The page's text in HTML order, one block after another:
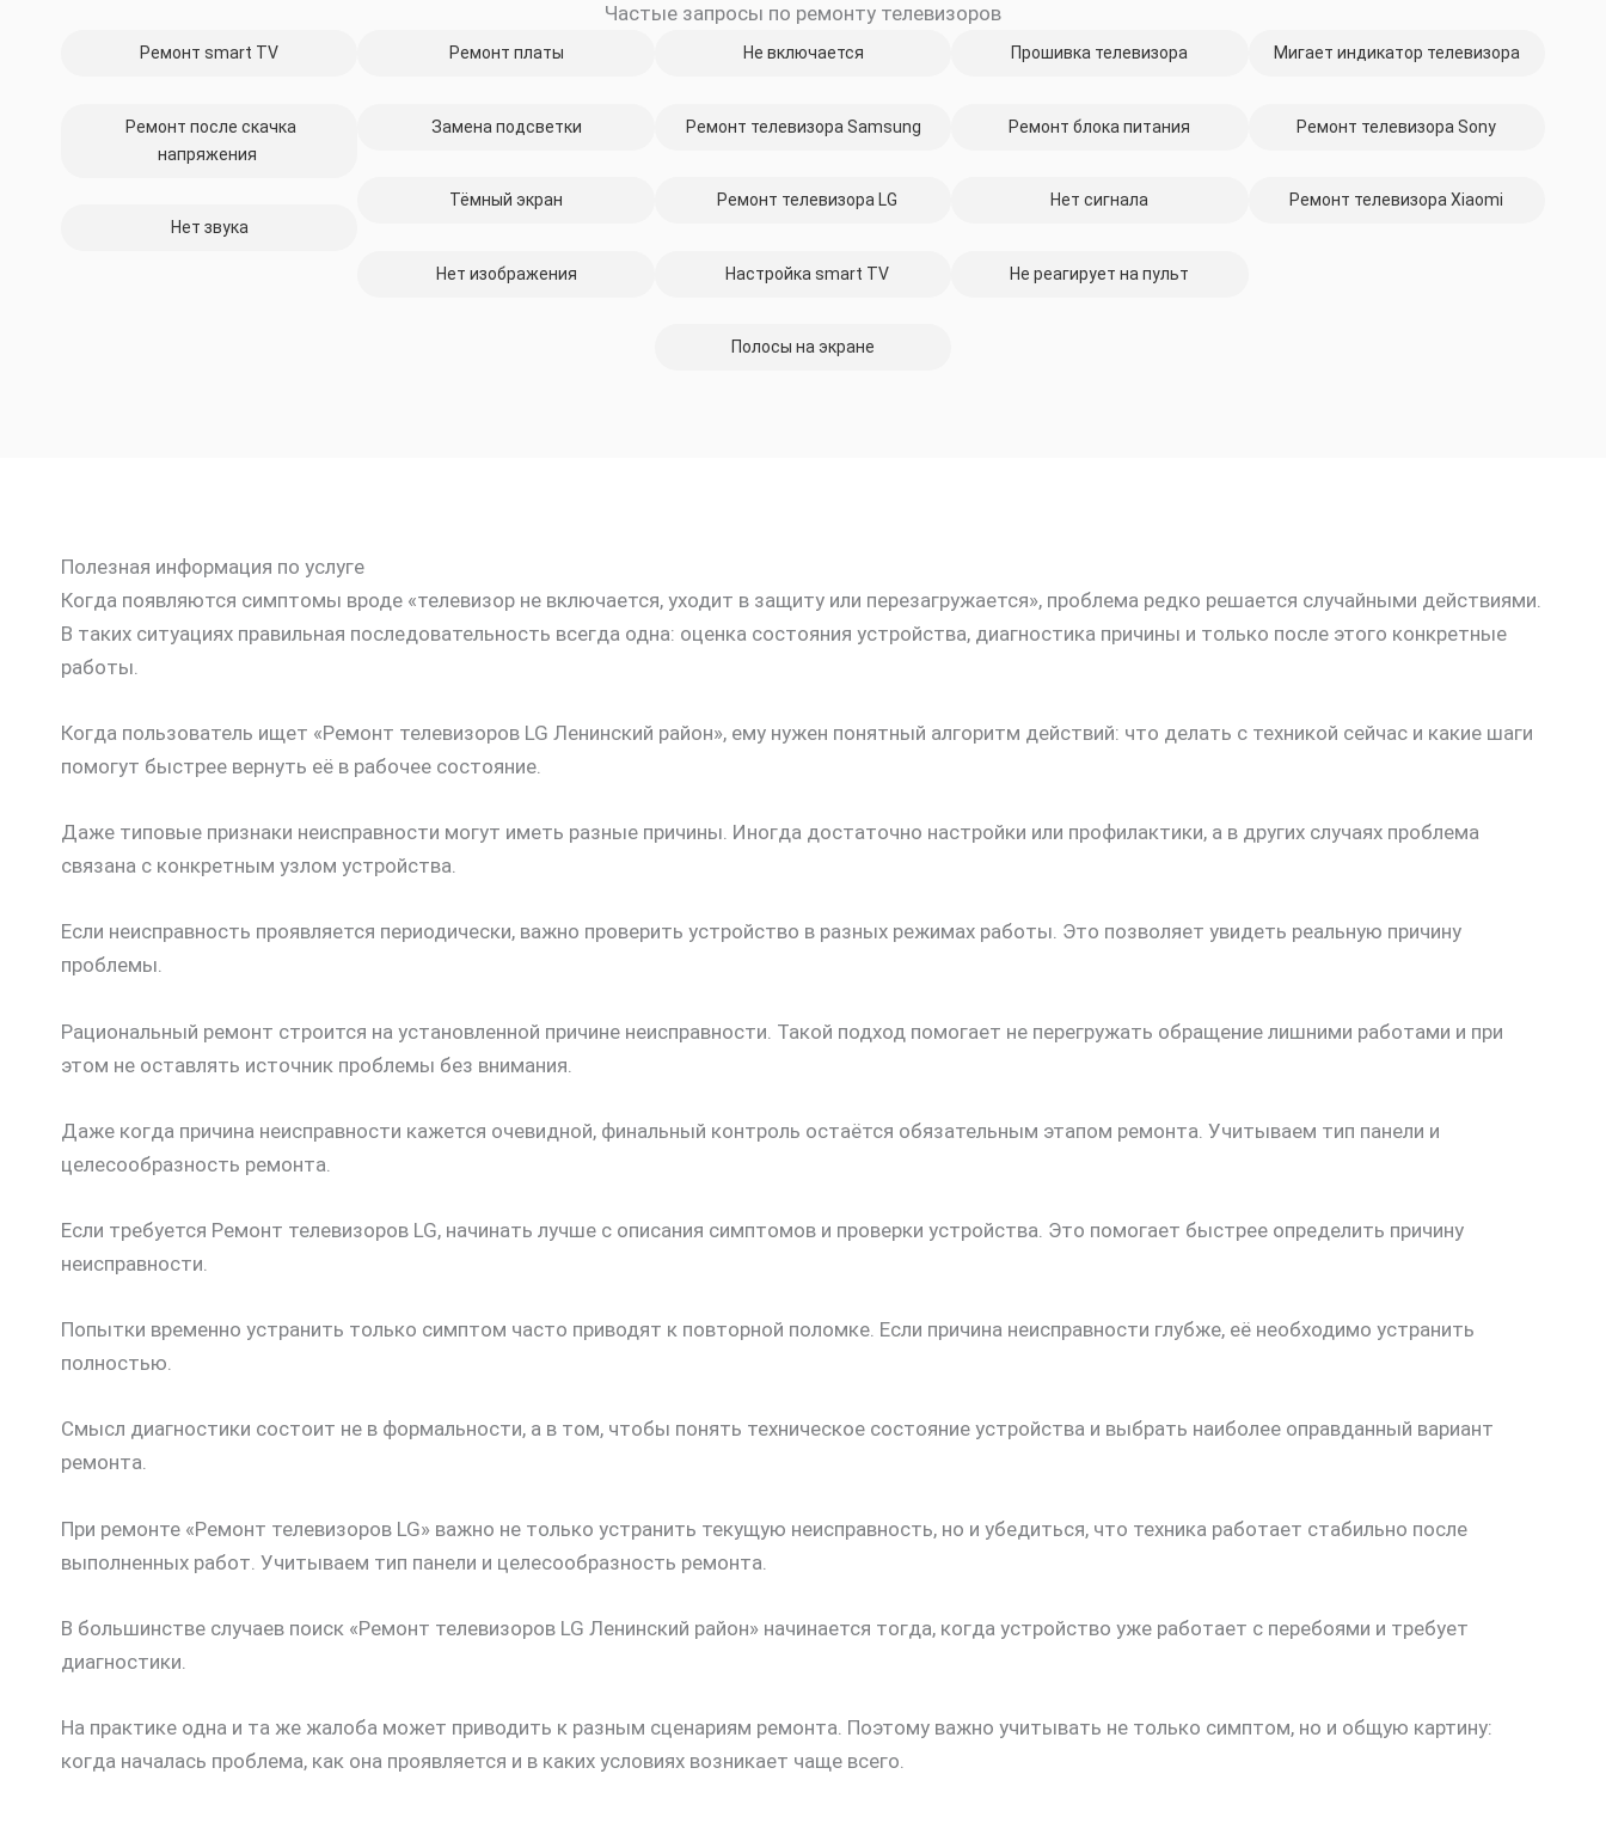
Частые запросы по ремонту телевизоров
Ремонт smart TV
Ремонт после скачка
напряжения
Нет звука
Ремонт платы
Замена подсветки
Тёмный экран
Нет изображения
Не включается
Ремонт телевизора Samsung
Ремонт телевизора LG
Настройка smart TV
Полосы на экране
Прошивка телевизора
Ремонт блока питания
Нет сигнала
Не реагирует на пульт
Мигает индикатор телевизора
Ремонт телевизора Sony
Ремонт телевизора Xiaomi
Полезная информация по услуге
Когда появляются симптомы вроде «телевизор не включается, уходит в защиту или перезагружается», проблема редко решается случайными действиями.
В таких ситуациях правильная последовательность всегда одна: оценка состояния устройства, диагностика причины и только после этого конкретные
работы.
Когда пользователь ищет «Ремонт телевизоров LG Ленинский район», ему нужен понятный алгоритм действий: что делать с техникой сейчас и какие шаги
помогут быстрее вернуть её в рабочее состояние.
Даже типовые признаки неисправности могут иметь разные причины. Иногда достаточно настройки или профилактики, а в других случаях проблема
связана с конкретным узлом устройства.
Если неисправность проявляется периодически, важно проверить устройство в разных режимах работы. Это позволяет увидеть реальную причину
проблемы.
Рациональный ремонт строится на установленной причине неисправности. Такой подход помогает не перегружать обращение лишними работами и при
этом не оставлять источник проблемы без внимания.
Даже когда причина неисправности кажется очевидной, финальный контроль остаётся обязательным этапом ремонта. Учитываем тип панели и
целесообразность ремонта.
Если требуется Ремонт телевизоров LG, начинать лучше с описания симптомов и проверки устройства. Это помогает быстрее определить причину
неисправности.
Попытки временно устранить только симптом часто приводят к повторной поломке. Если причина неисправности глубже, её необходимо устранить
полностью.
Смысл диагностики состоит не в формальности, а в том, чтобы понять техническое состояние устройства и выбрать наиболее оправданный вариант
ремонта.
При ремонте «Ремонт телевизоров LG» важно не только устранить текущую неисправность, но и убедиться, что техника работает стабильно после
выполненных работ. Учитываем тип панели и целесообразность ремонта.
В большинстве случаев поиск «Ремонт телевизоров LG Ленинский район» начинается тогда, когда устройство уже работает с перебоями и требует
диагностики.
На практике одна и та же жалоба может приводить к разным сценариям ремонта. Поэтому важно учитывать не только симптом, но и общую картину:
когда началась проблема, как она проявляется и в каких условиях возникает чаще всего.
скидку 30%